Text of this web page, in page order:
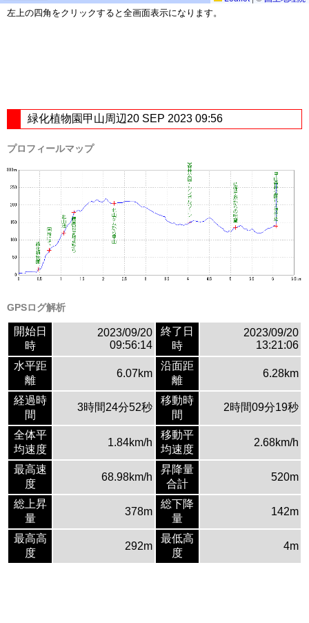
左上の四角をクリックすると全画面表示になります。
緑化植物園甲山周辺20 SEP 2023 09:56
プロフィールマップ
GPSログ解析
開始日
時
2023/09/20
09:56:14
終了日
時
2023/09/20
13:21:06
水平距
離
6.07km
沿面距
離
6.28km
経過時
間
3時間24分52秒
移動時
間
2時間09分19秒
全体平
均速度
1.84km/h
移動平
均速度
2.68km/h
最高速
度
68.98km/h
昇降量
合計
520m
総上昇
量
378m
総下降
量
142m
最高高
度
292m
最低高
度
4m